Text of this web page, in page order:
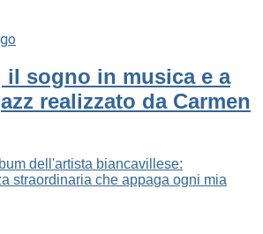
il sogno in musica e a
realizzato da Carmen
dell'artista biancavillese:
straordinaria che appaga ogni mia